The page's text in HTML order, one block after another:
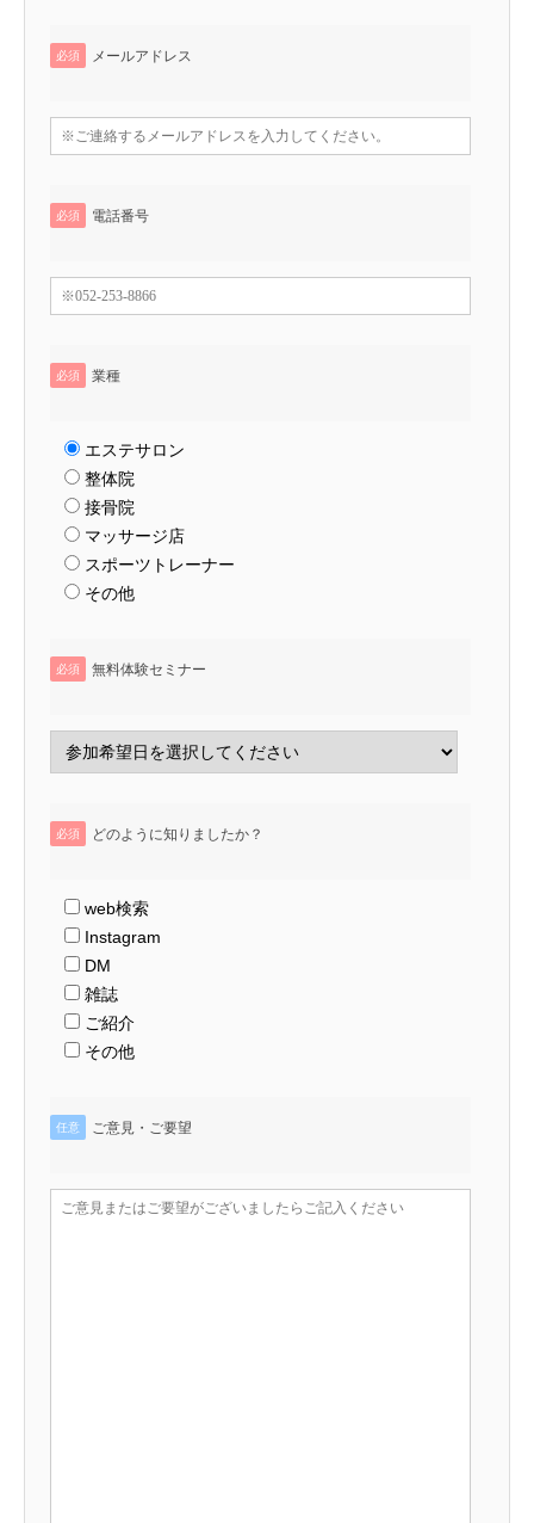
必須 メールアドレス
必須 電話番号
必須 業種
エステサロン
整体院
接骨院
マッサージ店
スポーツトレーナー
その他
必須 無料体験セミナー
必須 どのように知りましたか？
web検索
Instagram
DM
雑誌
ご紹介
その他
任意 ご意見・ご要望